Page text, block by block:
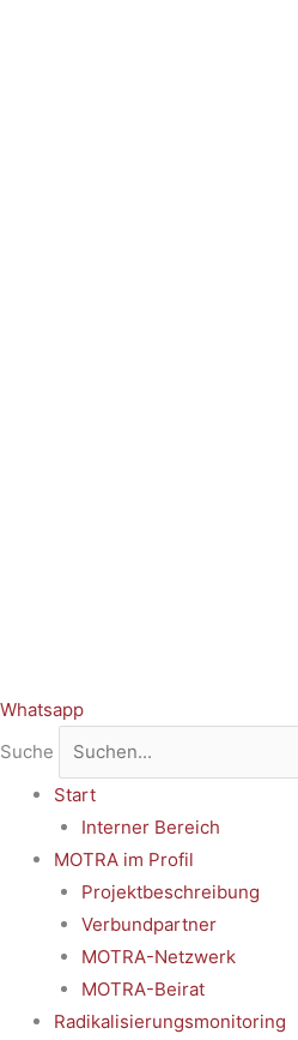
Whatsapp
Suche
Start
Interner Bereich
MOTRA im Profil
Projektbeschreibung
Verbundpartner
MOTRA-Netzwerk
MOTRA-Beirat
Radikalisierungsmonitoring